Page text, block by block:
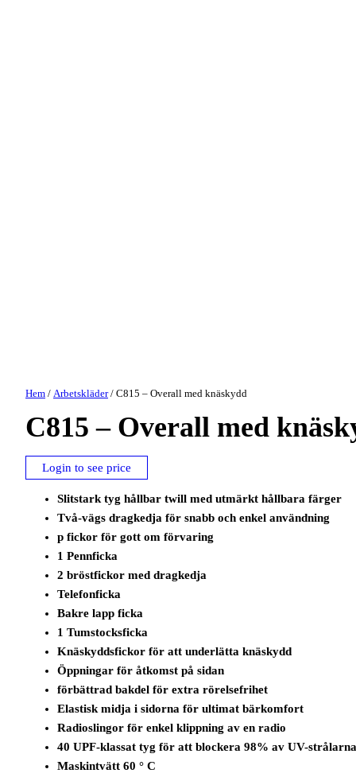
Hem / Arbetskläder/ C815 – Overall med knäskydd
C815 – Overall med
Login to see price
Slitstark tyg hållbar twill med utmärkt hållbara färger
Två-vägs dragkedja för snabb och enkel användning
p fickor för gott om förvaring
1 Pennficka
2 bröstfickor med dragkedja
Telefonficka
Bakre lapp ficka
1 Tumstocksficka
Knäskyddsfickor för att underlätta knäskydd
Öppningar för åtkomst på sidan
förbättrad bakdel för extra rörelsefrihet
Elastisk midja i sidorna för ultimat bärkomfort
Radioslingor för enkel klippning av en radio
40 UPF-klassat tyg för att blockera 98% av UV-strålarna
Maskintvätt 60 ° C